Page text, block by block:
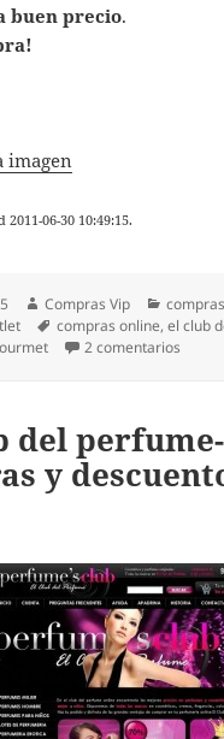
buen precio.
imagen
06-30 10:49:15.
Autor
Compras Vip
Etiquetas
compras online,el club
2 comentarios
del perfume-
y